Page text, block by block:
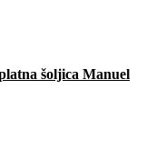
šoljica Manuel